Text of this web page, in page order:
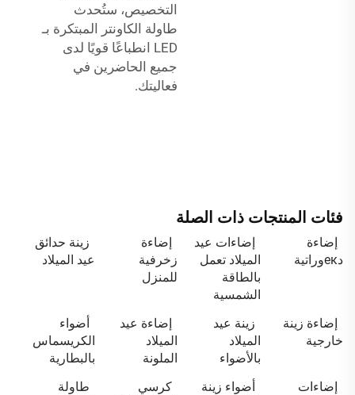
التخصيص، ستُحدث
طاولة الكاونتر المبتكرة بـ
LED انطباعًا قويًا لدى
جميع الحاضرين في
فعاليتك.
فئات المنتجات ذات الصلة
إضاءة
دекوراتية
إضاءات عيد
الميلاد تعمل
بالطاقة
الشمسية
إضاءة
زخرفية
للمنزل
زينة حدائق
عيد الميلاد
إضاءة زينة
خارجية
زينة عيد
الميلاد
بالأضواء
إضاءة عيد
الميلاد
الملونة
أضواء
الكريسماس
بالبطارية
إضاءات
أضواء زينة
كرسي
طاولة